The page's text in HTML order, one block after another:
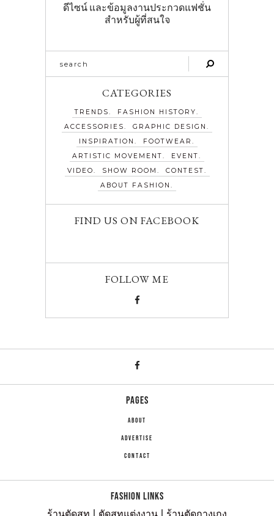
ดีไซน์ และข้อมูลงานประกวดแฟชั่น
สำหรับผู้ที่สนใจ
CATEGORIES
TRENDS
FASHION HISTORY
ACCESSORIES
GRAPHIC DESIGN
INSPIRATION
FOOTWEAR
ARTISTIC MOVEMENT
EVENT
VIDEO
SHOW ROOM
CONTEST
ABOUT FASHION
FIND US ON FACEBOOK
FOLLOW ME
PAGES
ABOUT
ADVERTISE
CONTACT
FASHION LINKS